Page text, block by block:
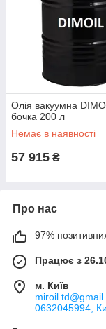
Олія вакуумна
бочка 200 л
Немає в наявності
57 915 ₴
Про нас
97%
Працює з
м. Київ
0632045994,